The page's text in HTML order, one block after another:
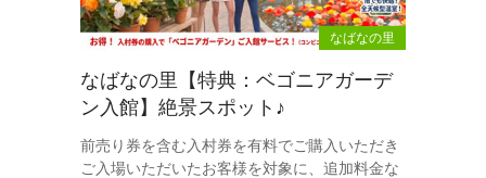
なばなの里
なばなの里【特典：ベゴニアガーデ
ン入館】絶景スポット♪
前売り券を含む入村券を有料でご購入いただき
ご入場いただいたお客様を対象に、追加料金な